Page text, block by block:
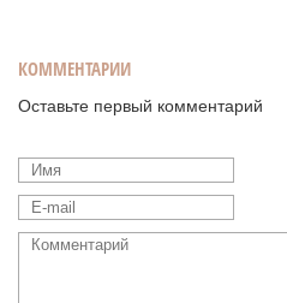
КОММЕНТАРИИ
Оставьте первый комментарий